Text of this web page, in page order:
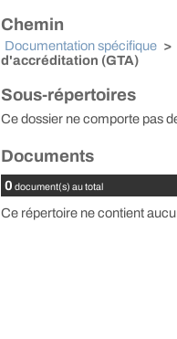
Chemin
Documentation spécifique >
d'accréditation (GTA)
Sous-répertoires
Ce dossier ne comporte pas
Documents
0 document(s) au total
Ce répertoire ne contient